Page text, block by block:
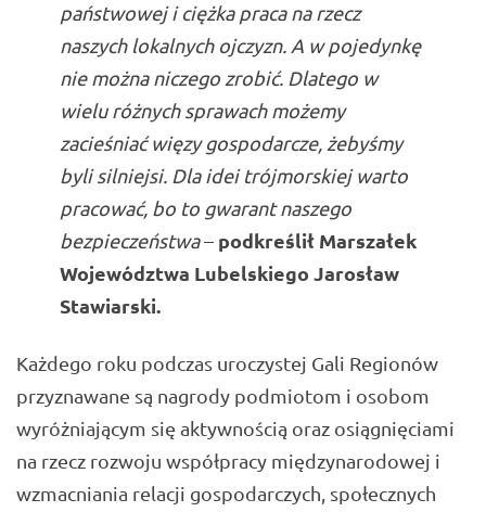
państwowej i ciężka praca na rzecz
naszych lokalnych ojczyzn. A w pojedynkę
nie można niczego zrobić. Dlatego w
wielu różnych sprawach możemy
zacieśniać więzy gospodarcze, żebyśmy
byli silniejsi. Dla idei trójmorskiej warto
pracować, bo to gwarant naszego
bezpieczeństwa– podkreślił Marszałek
Województwa Lubelskiego Jarosław
Stawiarski.
Każdego roku podczas uroczystej Gali Regionów
przyznawane są nagrody podmiotom i osobom
wyróżniającym się aktywnością oraz osiągnięciami
na rzecz rozwoju współpracy międzynarodowej i
wzmacniania relacji gospodarczych, społecznych